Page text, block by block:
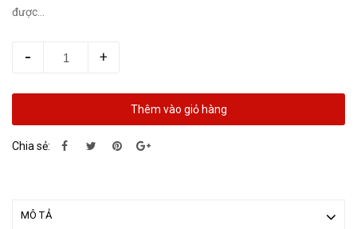
được...
- +
Thêm vào giỏ hàng
Chia sẻ:
MÔ TẢ